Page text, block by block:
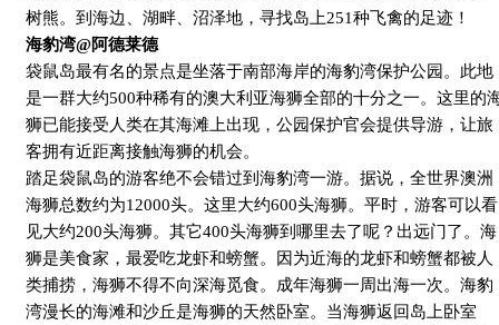
树熊。到海边、湖畔、沼泽地，寻找岛上251种飞禽的足迹！
海豹湾@阿德莱德
袋鼠岛最有名的景点是坐落于南部海岸的海豹湾保护公园。此地
是一群大约500种稀有的澳大利亚海狮全部的十分之一。这里的
狮已能接受人类在其海滩上出现，公园保护官会提供导游，让旅
客拥有近距离接触海狮的机会。
踏足袋鼠岛的游客绝不会错过到海豹湾一游。据说，全世界澳洲
海狮总数约为12000头。这里大约600头海狮。平时，游客可以看
见大约200头海狮。其它400头海狮到哪里去了呢？出远门了。海
狮是美食家，最爱吃龙虾和螃蟹。因为近海的龙虾和螃蟹都被人
类捕捞，海狮不得不向深海觅食。成年海狮一周出海一次。海豹
湾漫长的海滩和沙丘是海狮的天然卧室。当海狮返回岛上卧室